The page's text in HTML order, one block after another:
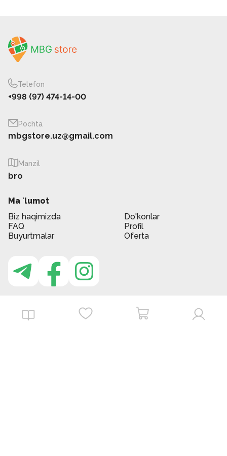
Telefon
+998 (97) 474-14-00
Pochta
mbgstore.uz@gmail.com
Manzil
bro
Ma `lumot
Biz haqimizda
Do'konlar
FAQ
Profil
Buyurtmalar
Oferta
MBG do'kon ilovasi